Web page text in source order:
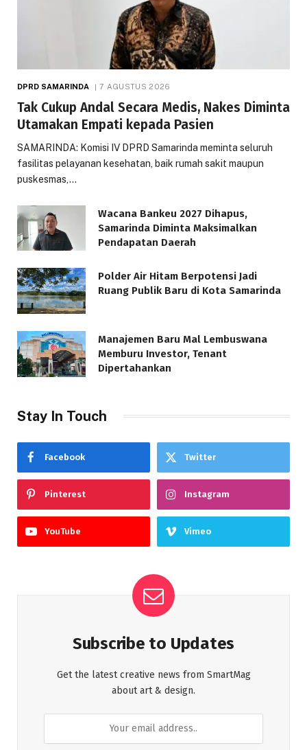
DPRD SAMARINDA 7 AGUSTUS 2026
Tak Cukup Andal Secara Medis, Nakes Diminta
Utamakan Empati kepada Pasien
SAMARINDA: Komisi IV DPRD Samarinda meminta seluruh
fasilitas pelayanan kesehatan, baik rumah sakit maupun
puskesmas,…
Wacana Bankeu 2027 Dihapus,
Samarinda Diminta Maksimalkan
Pendapatan Daerah
Polder Air Hitam Berpotensi Jadi
Ruang Publik Baru di Kota Samarinda
Manajemen Baru Mal Lembuswana
Memburu Investor, Tenant
Dipertahankan
Stay In Touch
Facebook Twitter
Pinterest Instagram
YouTube Vimeo
Subscribe to Updates
Get the latest creative news from SmartMag
about art & design.